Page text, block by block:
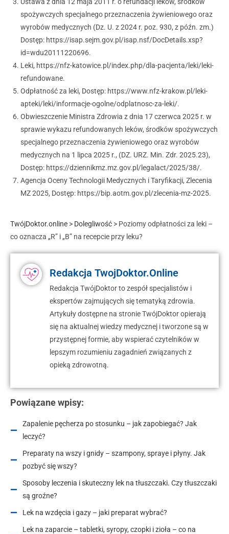
Ustawa z dnia 12 maja 2011 r. o refundacji leków, środków
spożywczych specjalnego przeznaczenia żywieniowego oraz
wyrobów medycznych (Dz. U. z 2024 r. poz. 930, z późn. zm.)
Dostęp: https://isap.sejm.gov.pl/isap.nsf/DocDetails.xsp?
id=wdu20111220696.
Leki, https://nfz-katowice.pl/index.php/dla-pacjenta/leki/leki-
refundowane.
Odpłatność za leki, Dostęp: https://www.nfz-krakow.pl/leki-
apteki/leki/informacje-ogolne/odplatnosc-za-leki/.
Obwieszczenie Ministra Zdrowia z dnia 17 czerwca 2025 r. w
sprawie wykazu refundowanych leków, środków spożywczych
specjalnego przeznaczenia żywieniowego oraz wyrobów
medycznych na 1 lipca 2025 r., (DZ. URZ. Min. Zdr. 2025.23),
Dostęp: https://dziennikmz.mz.gov.pl/legalact/2025/38/.
Agencja Oceny Technologii Medycznych i Taryfikacji, Zlecenia
MZ 2025, Dostęp: https://bip.aotm.gov.pl/zlecenia-mz-2025.
TwójDoktor.online > Dolegliwość > Poziomy odpłatności za leki –
co oznacza „R” i „B” na recepcie przy leku?
Redakcja TwojDoktor.Online
Redakcja TwójDoktor to zespół specjalistów i
ekspertów zajmujących się tematyką zdrowia.
Artykuły dostępne na stronie TwójDoktor opierają
się na aktualnej wiedzy medycznej i tworzone są w
przystępnej formie, aby wspierać czytelników w
lepszym rozumieniu zagadnień związanych z
opieką zdrowotną.
Powiązane wpisy:
Zapalenie pęcherza po stosunku – jak zapobiegać? Jak
leczyć?
Preparaty na wszy i gnidy – szampony, spraye i płyny. Jak
pozbyć się wszy?
Sposoby leczenia i skuteczny lek na tłuszczaki. Czy tłuszczaki
są groźne?
Lek na wzdęcia i gazy – jaki preparat wybrać?
Lek na zaparcie – tabletki, syropy, czopki i zioła – co na